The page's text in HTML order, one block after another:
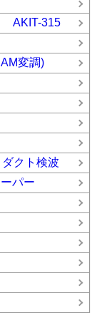
AKIT-315
変調)
クト検波
パー